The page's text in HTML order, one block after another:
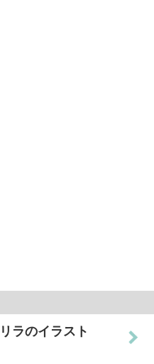
ラのイラスト